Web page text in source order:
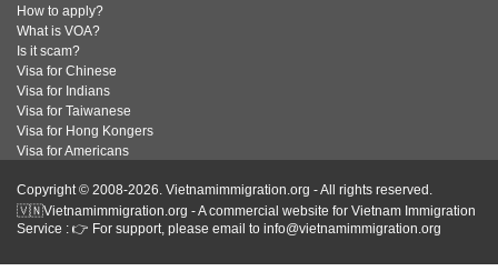
How to apply?
What is VOA?
Is it scam?
Visa for Chinese
Visa for Indians
Visa for Taiwanese
Visa for Hong Kongers
Visa for Americans
Copyright © 2008-2026. Vietnamimmigration.org - All rights reserved.
🇻🇳Vietnamimmigration.org - A commercial website for Vietnam Immigration
Service : 👉 For support, please email to info@vietnamimmigration.org